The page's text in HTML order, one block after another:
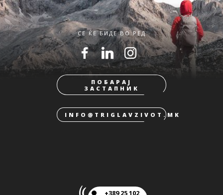
СЕ ЌЕ БИДЕ ВО РЕД
ПОБАРАЈ
ЗАСТАПНИК
INFO@TRIGLAVZIVOT.MK
+389 25 102